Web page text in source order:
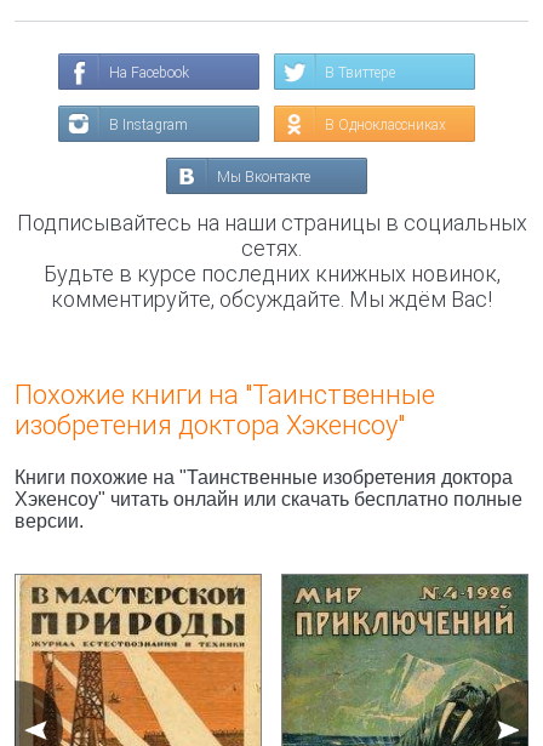
На Facebook В Твиттере
В Instagram В Одноклассниках
Мы Вконтакте
Подписывайтесь на наши страницы в социальных
сетях.
Будьте в курсе последних книжных новинок,
комментируйте, обсуждайте. Мы ждём Вас!
Похожие книги на "Таинственные
изобретения доктора Хэкенсоу"
Книги похожие на "Таинственные изобретения доктора
Хэкенсоу" читать онлайн или скачать бесплатно полные
версии.